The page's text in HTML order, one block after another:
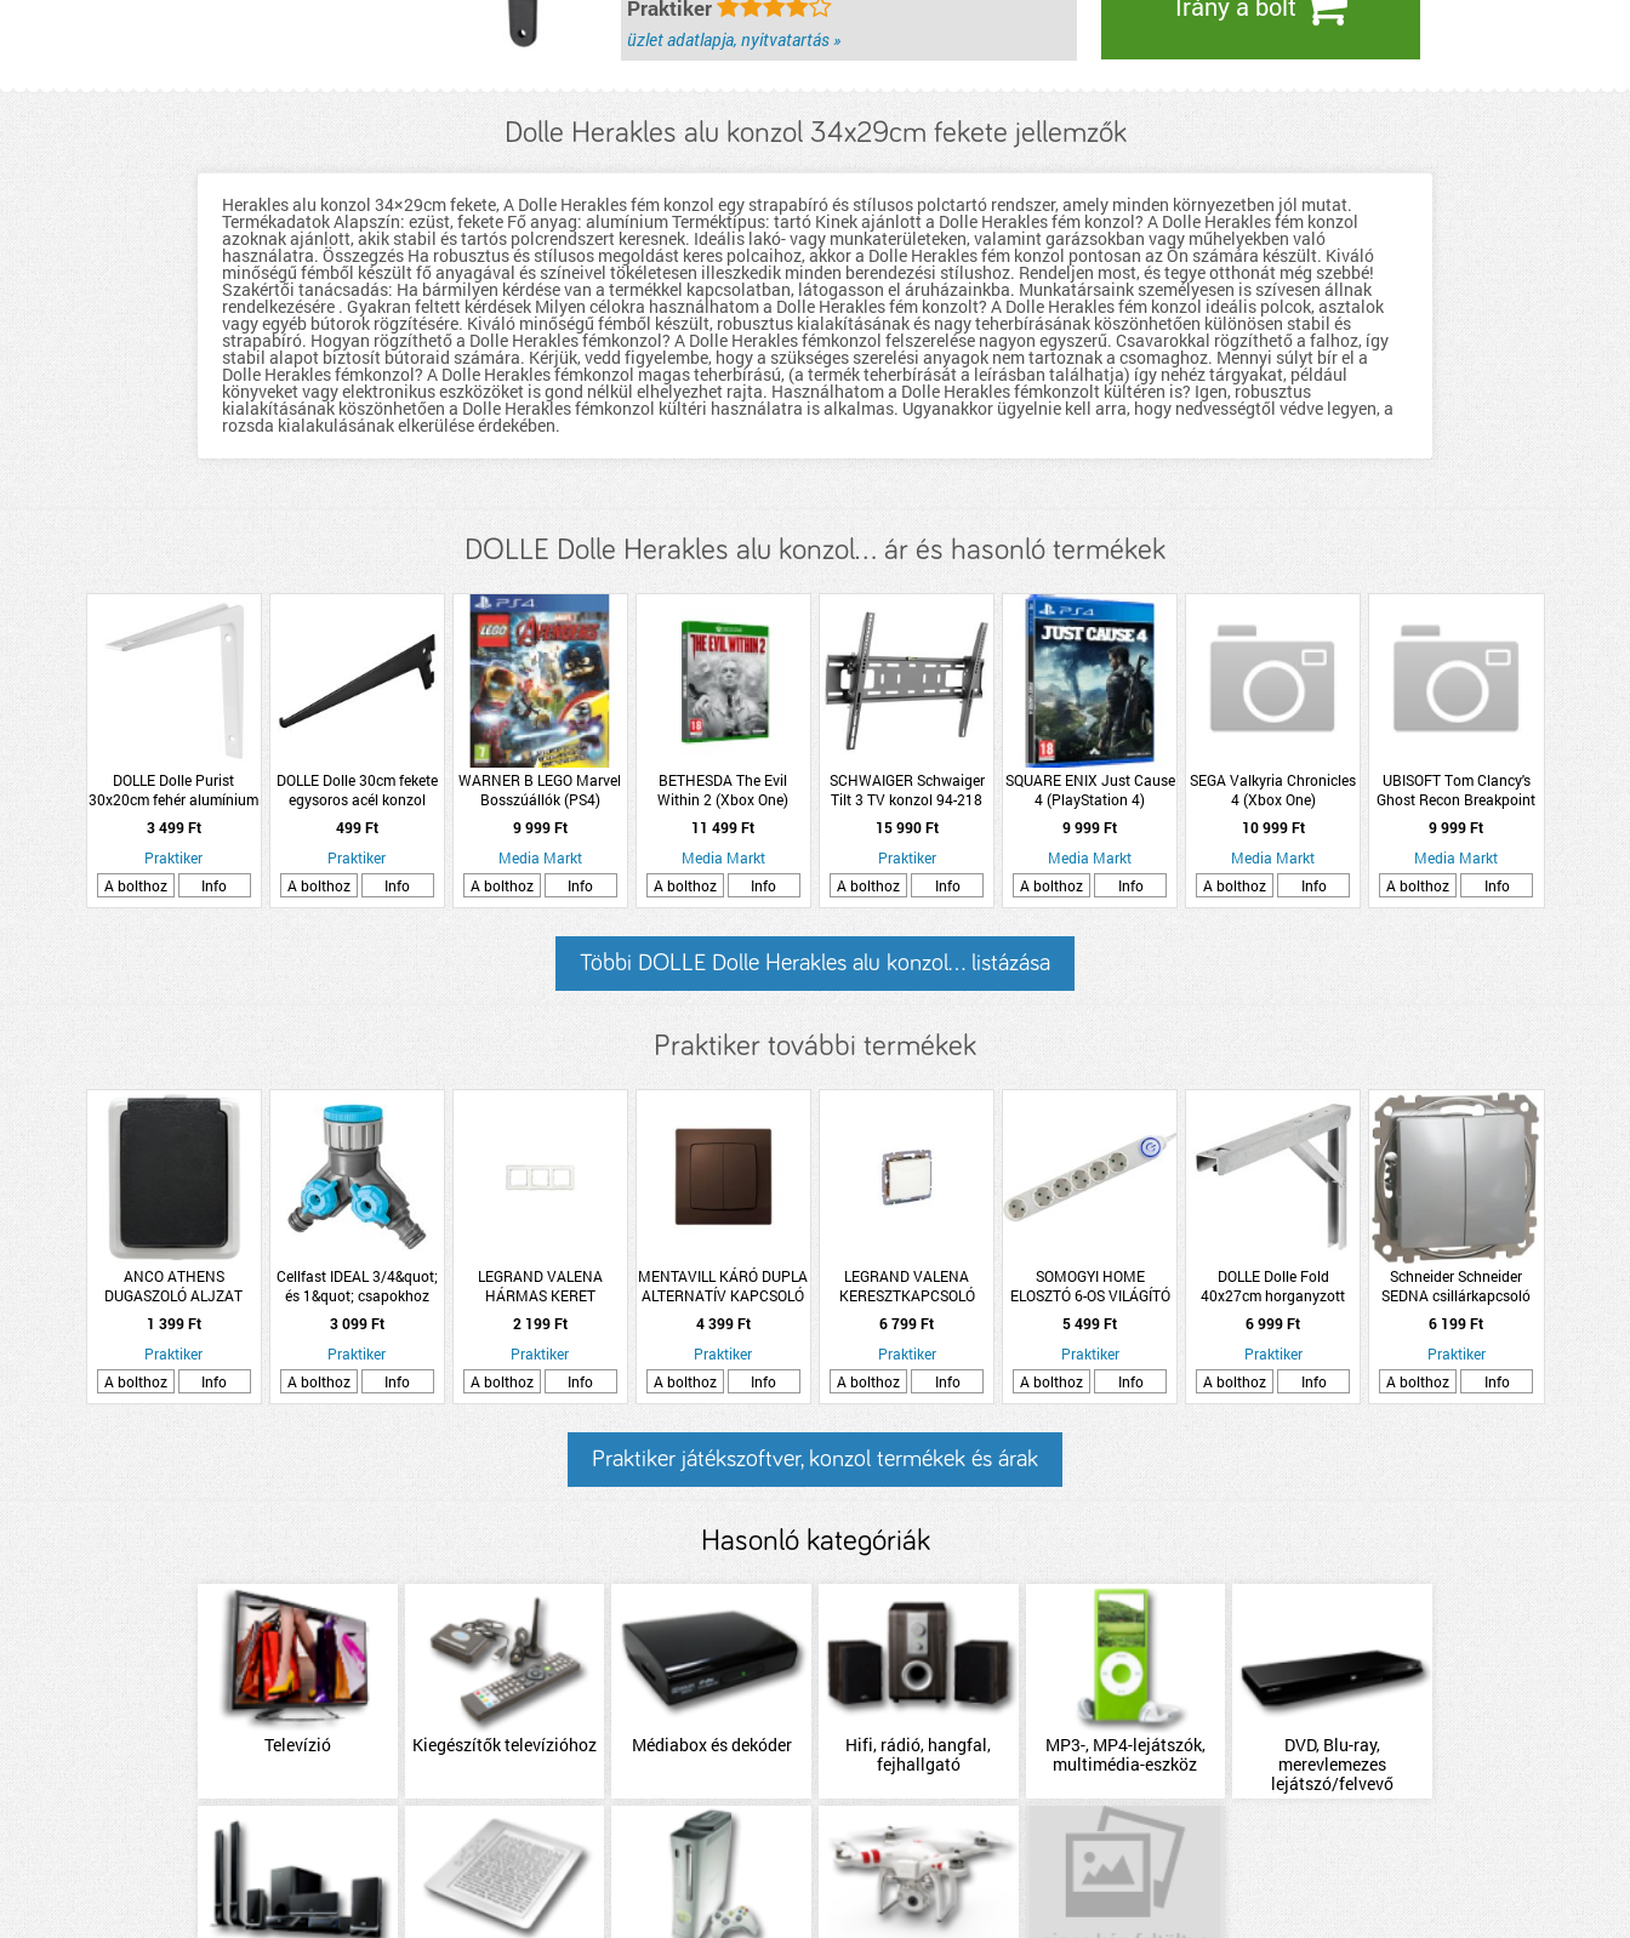
biztosít bútoraid számára. Kérjük, vedd figyelembe, hogy a szükséges
szerelési anyagok nem tartoznak a csomaghoz. Mennyi súlyt bír el a
Dolle Herakles fémkonzol? A Dolle Herakles fémkonzol magas
teherbírású, (a termék teherbírását a leírásban találhatja) így nehéz
tárgyakat, például könyveket vagy elektronikus eszközöket is gond
kültéren is? Igen, robusztus kialakításának köszönhetően a Dolle
ügyelnie kell arra, hogy nedvességtől védve legyen, a rozsda
kialakulásának elkerülése érdekében.
Praktiker
üzlet adatlapja, nyitvatartás »
Dolle Herakles alu konzol 34x29cm fekete jellemzők
Herakles alu konzol 34×29cm fekete, A Dolle Herakles fém konzol egy strapabíró és stílusos polctartó rendszer, amely minden környezetben jól mutat.
Termékadatok Alapszín: ezüst, fekete Fő anyag: alumínium Terméktípus: tartó Kinek ajánlott a Dolle Herakles fém konzol? A Dolle Herakles fém konzol
azoknak ajánlott, akik stabil és tartós polcrendszert keresnek. Ideális lakó- vagy munkaterületeken, valamint garázsokban vagy műhelyekben való
használatra. Összegzés Ha robusztus és stílusos megoldást keres polcaihoz, akkor a Dolle Herakles fém konzol pontosan az Ön számára készült. Kiváló
minőségű fémből készült fő anyagával és színeivel tökéletesen illeszkedik minden berendezési stílushoz. Rendeljen most, és tegye otthonát még szebbé!
Szakértői tanácsadás: Ha bármilyen kérdése van a termékkel kapcsolatban, látogasson el áruházainkba. Munkatársaink személyesen is szívesen állnak
rendelkezésére . Gyakran feltett kérdések Milyen célokra használhatom a Dolle Herakles fém konzolt? A Dolle Herakles fém konzol ideális polcok, asztalok
vagy egyéb bútorok rögzítésére. Kiváló minőségű fémből készült, robusztus kialakításának és nagy teherbírásának köszönhetően különösen stabil és
strapabíró. Hogyan rögzíthető a Dolle Herakles fémkonzol? A Dolle Herakles fémkonzol felszerelése nagyon egyszerű. Csavarokkal rögzíthető a falhoz, így
stabil alapot biztosít bútoraid számára. Kérjük, vedd figyelembe, hogy a szükséges szerelési anyagok nem tartoznak a csomaghoz. Mennyi súlyt bír el a
Dolle Herakles fémkonzol? A Dolle Herakles fémkonzol magas teherbírású, (a termék teherbírását a leírásban találhatja) így nehéz tárgyakat, például
könyveket vagy elektronikus eszközöket is gond nélkül elhelyezhet rajta. Használhatom a Dolle Herakles fémkonzolt kültéren is? Igen, robusztus
kialakításának köszönhetően a Dolle Herakles fémkonzol kültéri használatra is alkalmas. Ugyanakkor ügyelnie kell arra, hogy nedvességtől védve legyen, a
rozsda kialakulásának elkerülése érdekében.
DOLLE Dolle Herakles alu konzol... ár és hasonló termékek
DOLLE Dolle Purist
30x20cm fehér alumínium
konzol
3 499 Ft
Praktiker
A bolthoz
Info
DOLLE Dolle 30cm fekete
egysoros acél konzol
499 Ft
Praktiker
A bolthoz
Info
WARNER B LEGO Marvel
Bosszúállók (PS4)
9 999 Ft
Media Markt
A bolthoz
Info
BETHESDA The Evil
Within 2 (Xbox One)
11 499 Ft
Media Markt
A bolthoz
Info
SCHWAIGER Schwaiger
Tilt 3 TV konzol 94-218
cm dönthető max.50kg
37&quot;-86&quot;
15 990 Ft
Praktiker
A bolthoz
Info
SQUARE ENIX Just Cause
4 (PlayStation 4)
9 999 Ft
Media Markt
A bolthoz
Info
SEGA Valkyria Chronicles
4 (Xbox One)
10 999 Ft
Media Markt
A bolthoz
Info
UBISOFT Tom Clancy's
Ghost Recon Breakpoint
(PlayStation 4)
9 999 Ft
Media Markt
A bolthoz
Info
Többi DOLLE Dolle Herakles alu konzol... listázása
Praktiker további termékek
ANCO ATHENS
DUGASZOLÓ ALJZAT
FALON KÍVÜL KÜLTÉRI
IP54
1 399 Ft
Praktiker
A bolthoz
Info
Cellfast IDEAL 3/4&quot;
és 1&quot; csapokhoz
kettős elosztó
3 099 Ft
Praktiker
A bolthoz
Info
LEGRAND VALENA
HÁRMAS KERET
VÍZSZINTES FEHÉR
2 199 Ft
Praktiker
A bolthoz
Info
MENTAVILL KÁRÓ DUPLA
ALTERNATÍV KAPCSOLÓ
KOMPLETT IP20 BARNA
4 399 Ft
Praktiker
A bolthoz
Info
LEGRAND VALENA
KERESZTKAPCSOLÓ
FEHÉR,
BILLENTYU+MECHANIZMUS
6 799 Ft
Praktiker
A bolthoz
Info
SOMOGYI HOME
ELOSZTÓ 6-OS VILÁGÍTÓ
TAPOSÓKAPCSOLÓVAL
1,5M FEHÉR
5 499 Ft
Praktiker
A bolthoz
Info
DOLLE Dolle Fold
40x27cm horganyzott
konzol
6 999 Ft
Praktiker
A bolthoz
Info
Schneider Schneider
SEDNA csillárkapcsoló
rugós bekötés 10AX
alumínium
6 199 Ft
Praktiker
A bolthoz
Info
Praktiker játékszoftver, konzol termékek és árak
Hasonló kategóriák
Televízió Kiegészítők televízióhoz Médiabox és dekóder
Hifi, rádió, hangfal,
fejhallgató
MP3-, MP4-lejátszók,
multimédia-eszköz
DVD, Blu-ray,
merevlemezes
lejátszó/felvevő